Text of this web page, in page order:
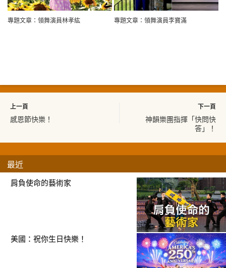
專題文章：領舞演員林孝紘 專題文章：領舞演員李寶滿
上一頁
感恩節快樂！
下一頁
神韻樂團指揮「快問快
答」！
最近
肩負使命的藝術家
美國：祝你生日快樂！